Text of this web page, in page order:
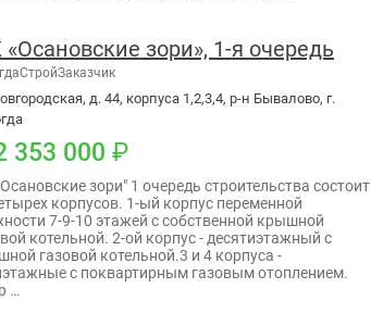
зори», 1-я очередь
д. 44, корпуса 1,2,3,4, р-н Бывалово, г.
353 000
зори" 1 очередь строительства состоит
корпусов. 1-ый корпус переменной
7-9-10 этажей с собственной крышной
котельной. 2-ой корпус - десятиэтажный с
газовой котельной.3 и 4 корпуса -
с поквартирным газовым отоплением.
…